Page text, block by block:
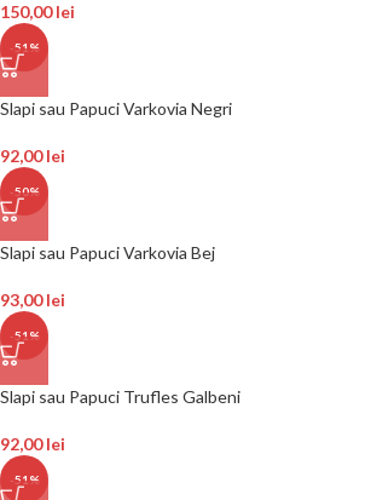
150,00lei
-51%
Slapi sau Papuci Varkovia Negri
92,00lei
-50%
Slapi sau Papuci Varkovia Bej
93,00lei
-51%
Slapi sau Papuci Trufles Galbeni
92,00lei
-51%